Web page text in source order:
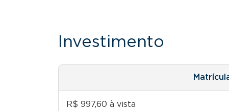
Investimento
R$ 997,60 à vista